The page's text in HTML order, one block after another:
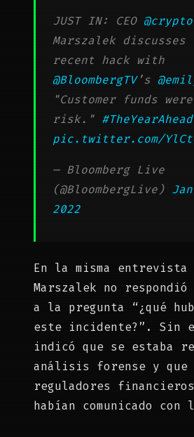
JUST IN: CEO
Marszalek
recent hack with
@BloombergTV’s
"Customer funds
risk." #TheYearAhead
pic.twitter.com/
— Bloomberg Live
(@BloombergLive)
2022
En la misma
Marszalek no
a la pregunta “¿qué
este incidente?”. Sin
indicó que se estaba
análisis forense y que
reguladores
habían comunicado con